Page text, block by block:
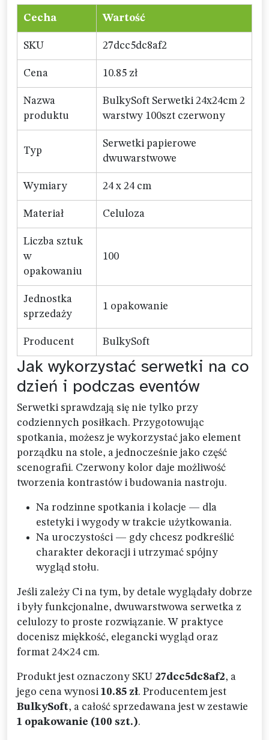
Cecha Wartość
SKU 27dcc5dc8af2
Cena 10.85 zł
Nazwa
produktu
BulkySoft Serwetki 24x24cm 2
warstwy 100szt czerwony
Typ
Serwetki papierowe
dwuwarstwowe
Wymiary 24 x 24 cm
Materiał Celuloza
Liczba sztuk
w
opakowaniu
100
Jednostka
sprzedaży
1 opakowanie
Producent BulkySoft
Jak wykorzystać serwetki na co
dzień i podczas eventów
Serwetki sprawdzają się nie tylko przy
codziennych posiłkach. Przygotowując
spotkania, możesz je wykorzystać jako element
porządku na stole, a jednocześnie jako część
scenografii. Czerwony kolor daje możliwość
tworzenia kontrastów i budowania nastroju.
Na rodzinne spotkania i kolacje — dla
estetyki i wygody w trakcie użytkowania.
Na uroczystości — gdy chcesz podkreślić
charakter dekoracji i utrzymać spójny
wygląd stołu.
Jeśli zależy Ci na tym, by detale wyglądały dobrze
i były funkcjonalne, dwuwarstwowa serwetka z
celulozy to proste rozwiązanie. W praktyce
docenisz miękkość, elegancki wygląd oraz
format 24×24 cm.
Produkt jest oznaczony SKU 27dcc5dc8af2, a
jego cena wynosi 10.85 zł. Producentem jest
BulkySoft, a całość sprzedawana jest w zestawie
1 opakowanie (100 szt.).